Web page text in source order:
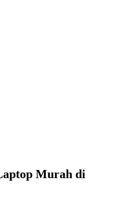
Murah di